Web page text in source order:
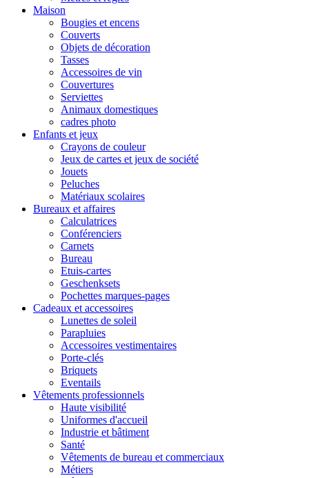
Maison
Bougies et encens
Couverts
Objets de décoration
Tasses
Accessoires de vin
Couvertures
Serviettes
Animaux domestiques
cadres photo
Enfants et jeux
Crayons de couleur
Jeux de cartes et jeux de société
Jouets
Peluches
Matériaux scolaires
Bureaux et affaires
Calculatrices
Conférenciers
Carnets
Bureau
Etuis-cartes
Geschenksets
Pochettes marques-pages
Cadeaux et accessoires
Lunettes de soleil
Parapluies
Accessoires vestimentaires
Porte-clés
Briquets
Eventails
Vêtements professionnels
Haute visibilité
Uniformes d'accueil
Industrie et bâtiment
Santé
Vêtements de bureau et commerciaux
Métiers